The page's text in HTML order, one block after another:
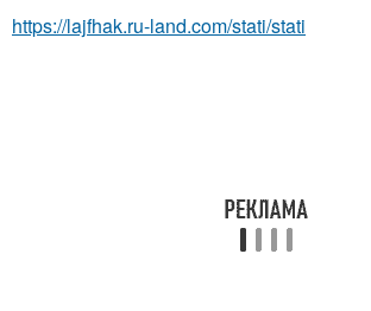
https://lajfhak.ru-land.com/stati/stati